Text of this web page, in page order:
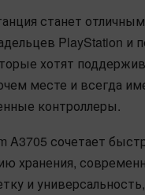
станет
PlayStation и
хотят
месте и всегда
контроллеры.
A3705 сочетает
хранения,
и